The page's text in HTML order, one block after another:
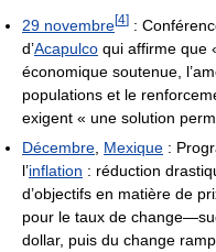
29 novembre[4] :
d’Acapulco qui affirme que
économique soutenue,
populations et le
exigent « une solution
Décembre Mexique :
l’inflation : réduction
d’objectifs en matière de
pour le taux de
dollar, puis du change